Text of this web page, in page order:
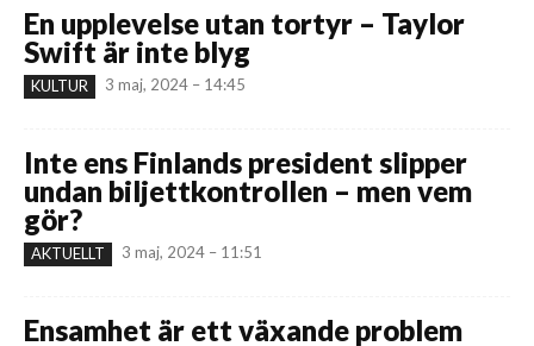
En upplevelse utan tortyr – Taylor
Swift är inte blyg
KULTUR 3 maj, 2024 – 14:45
Inte ens Finlands president slipper
undan biljettkontrollen – men vem
gör?
AKTUELLT 3 maj, 2024 – 11:51
Ensamhet är ett växande problem